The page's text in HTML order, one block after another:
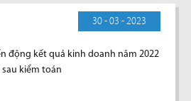
30 - 03 - 2023
động kết quả kinh doanh năm 2022
sau kiểm toán